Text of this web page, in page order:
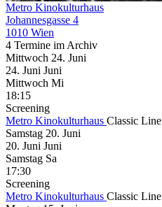
Metro Kinokulturhaus
Johannesgasse 4
1010 Wien
4 Termine im Archiv
Mittwoch 24. Juni
24. Juni Juni
Mittwoch Mi
18:15
Screening
Metro Kinokulturhaus Classic Line
Samstag 20. Juni
20. Juni Juni
Samstag Sa
17:30
Screening
Metro Kinokulturhaus Classic Line